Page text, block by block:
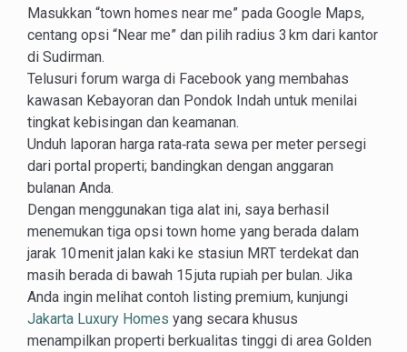
Masukkan “town homes near me” pada Google Maps,
centang opsi “Near me” dan pilih radius 3 km dari kantor
di Sudirman.
Telusuri forum warga di Facebook yang membahas
kawasan Kebayoran dan Pondok Indah untuk menilai
tingkat kebisingan dan keamanan.
Unduh laporan harga rata‑rata sewa per meter persegi
dari portal properti; bandingkan dengan anggaran
bulanan Anda.
Dengan menggunakan tiga alat ini, saya berhasil
menemukan tiga opsi town home yang berada dalam
jarak 10 menit jalan kaki ke stasiun MRT terdekat dan
masih berada di bawah 15 juta rupiah per bulan. Jika
Anda ingin melihat contoh listing premium, kunjungi
Jakarta Luxury Homes yang secara khusus
menampilkan properti berkualitas tinggi di area Golden